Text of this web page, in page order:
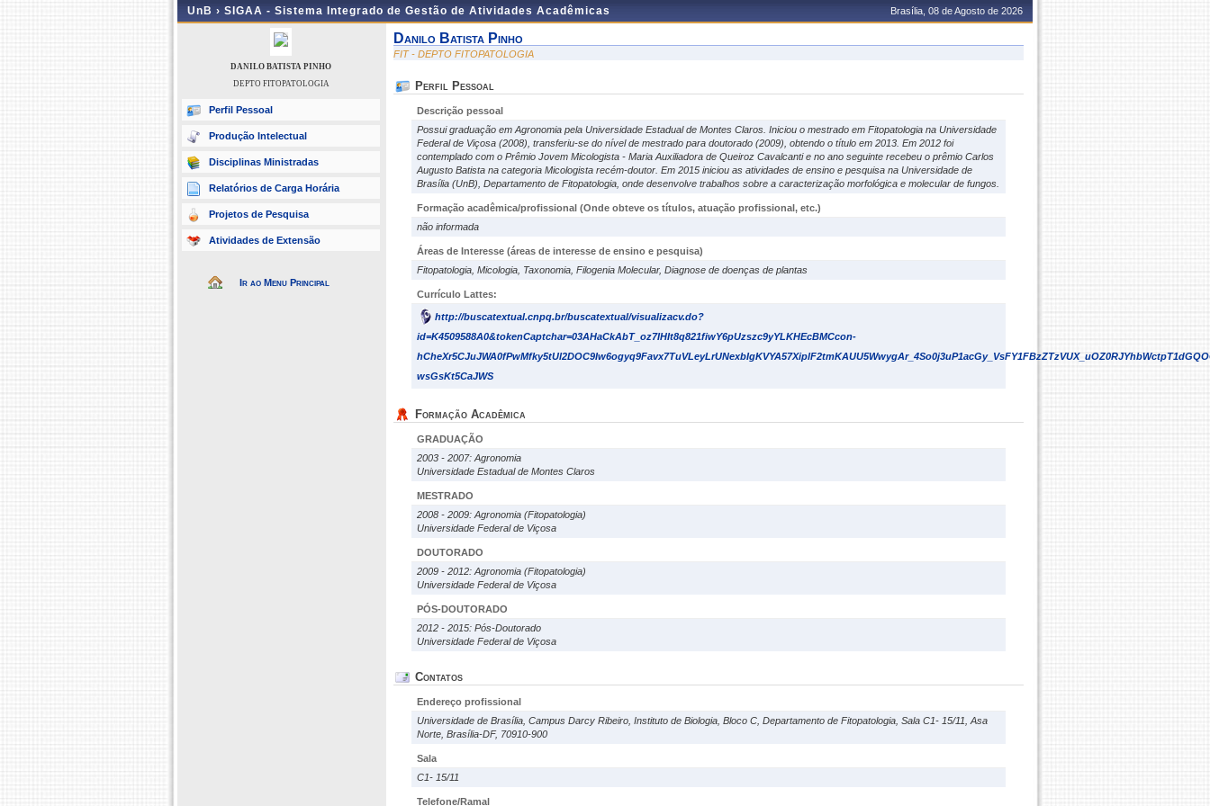
UnB › SIGAA - Sistema Integrado de Gestão de Atividades Acadêmicas Brasília, 08 de Agosto de 2026
DANILO BATISTA PINHO
DEPTO FITOPATOLOGIA
Perfil Pessoal
Produção Intelectual
Disciplinas Ministradas
Relatórios de Carga Horária
Projetos de Pesquisa
Atividades de Extensão
Ir ao Menu Principal
Danilo Batista Pinho
FIT - DEPTO FITOPATOLOGIA
Perfil Pessoal
Descrição pessoal
Possui graduação em Agronomia pela Universidade Estadual de Montes Claros. Iniciou o mestrado em Fitopatologia na Universidade
Federal de Viçosa (2008), transferiu-se do nível de mestrado para doutorado (2009), obtendo o título em 2013. Em 2012 foi
contemplado com o Prêmio Jovem Micologista - Maria Auxiliadora de Queiroz Cavalcanti e no ano seguinte recebeu o prêmio Carlos
Augusto Batista na categoria Micologista recém-doutor. Em 2015 iniciou as atividades de ensino e pesquisa na Universidade de
Brasília (UnB), Departamento de Fitopatologia, onde desenvolve trabalhos sobre a caracterização morfológica e molecular de fungos.
Formação acadêmica/profissional (Onde obteve os títulos, atuação profissional, etc.)
não informada
Áreas de Interesse (áreas de interesse de ensino e pesquisa)
Fitopatologia, Micologia, Taxonomia, Filogenia Molecular, Diagnose de doenças de plantas
Currículo Lattes:
http://buscatextual.cnpq.br/buscatextual/visualizacv.do?
id=K4509588A0&tokenCaptchar=03AHaCkAbT_oz7IHIt8q821fiwY6pUzszc9yYLKHEcBMCcon-
wsGsKt5CaJWS
Formação Acadêmica
GRADUAÇÃO
2003 - 2007: Agronomia
Universidade Estadual de Montes Claros
MESTRADO
2008 - 2009: Agronomia (Fitopatologia)
Universidade Federal de Viçosa
DOUTORADO
2009 - 2012: Agronomia (Fitopatologia)
Universidade Federal de Viçosa
PÓS-DOUTORADO
2012 - 2015: Pós-Doutorado
Universidade Federal de Viçosa
Contatos
Endereço profissional
Universidade de Brasília, Campus Darcy Ribeiro, Instituto de Biologia, Bloco C, Departamento de Fitopatologia, Sala C1- 15/11, Asa
Norte, Brasília-DF, 70910-900
Sala
C1- 15/11
Telefone/Ramal